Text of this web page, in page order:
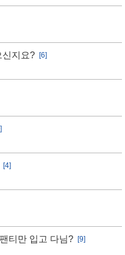
신지요?
[6]
[4]
티만 입고 다님?
[9]